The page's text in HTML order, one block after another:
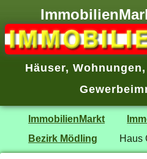
Häuser, Wohnungen,
ImmobilienMarkt
Bezirk Mödling
Haus